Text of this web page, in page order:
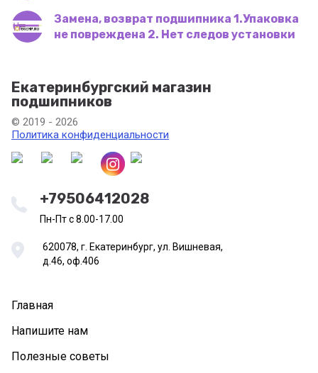
Замена, возврат подшипника 1.Упаковка
не повреждена 2. Нет следов установки
Екатеринбургский магазин
подшипников
© 2019 - 2026
Политика конфиденциальности
+79506412028
Пн-Пт с 8.00-17.00
620078, г. Екатеринбург, ул. Вишневая,
д.46, оф.406
Главная
Напишите нам
Полезные советы